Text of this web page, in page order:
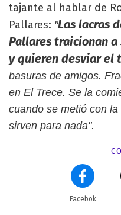
tajante al hablar de
Pallares: "Las lacras
Pallares traicionan
y quieren desviar el
basuras de amigos.
en El Trece. Se la
cuando se metió con
sirven para nada".
Facebok